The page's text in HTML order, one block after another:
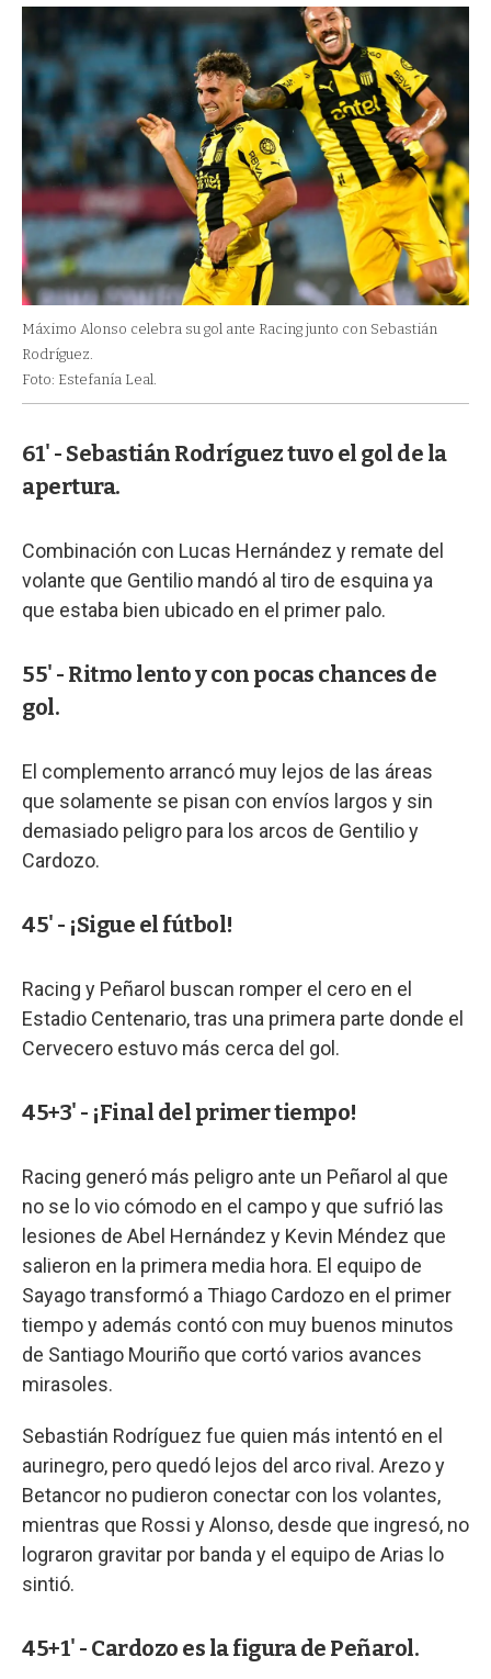
Máximo Alonso celebra su gol ante Racing junto con Sebastián
Rodríguez.
Foto: Estefanía Leal.
61' - Sebastián Rodríguez tuvo el gol de la
apertura.
Combinación con Lucas Hernández y remate del
volante que Gentilio mandó al tiro de esquina ya
que estaba bien ubicado en el primer palo.
55' - Ritmo lento y con pocas chances de
gol.
El complemento arrancó muy lejos de las áreas
que solamente se pisan con envíos largos y sin
demasiado peligro para los arcos de Gentilio y
Cardozo.
45' - ¡Sigue el fútbol!
Racing y Peñarol buscan romper el cero en el
Estadio Centenario, tras una primera parte donde el
Cervecero estuvo más cerca del gol.
45+3' - ¡Final del primer tiempo!
Racing generó más peligro ante un Peñarol al que
no se lo vio cómodo en el campo y que sufrió las
lesiones de Abel Hernández y Kevin Méndez que
salieron en la primera media hora. El equipo de
Sayago transformó a Thiago Cardozo en el primer
tiempo y además contó con muy buenos minutos
de Santiago Mouriño que cortó varios avances
mirasoles.
Sebastián Rodríguez fue quien más intentó en el
aurinegro, pero quedó lejos del arco rival. Arezo y
Betancor no pudieron conectar con los volantes,
mientras que Rossi y Alonso, desde que ingresó, no
lograron gravitar por banda y el equipo de Arias lo
sintió.
45+1' - Cardozo es la figura de Peñarol.